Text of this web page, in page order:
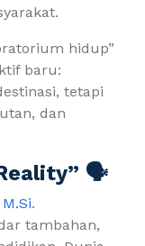
hidup”
baru:
tetapi
dan
🗣️
M.Si.
tambahan,